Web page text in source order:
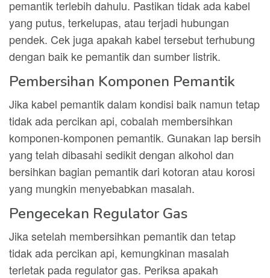
pemantik terlebih dahulu. Pastikan tidak ada kabel
yang putus, terkelupas, atau terjadi hubungan
pendek. Cek juga apakah kabel tersebut terhubung
dengan baik ke pemantik dan sumber listrik.
Pembersihan Komponen Pemantik
Jika kabel pemantik dalam kondisi baik namun tetap
tidak ada percikan api, cobalah membersihkan
komponen-komponen pemantik. Gunakan lap bersih
yang telah dibasahi sedikit dengan alkohol dan
bersihkan bagian pemantik dari kotoran atau korosi
yang mungkin menyebabkan masalah.
Pengecekan Regulator Gas
Jika setelah membersihkan pemantik dan tetap
tidak ada percikan api, kemungkinan masalah
terletak pada regulator gas. Periksa apakah